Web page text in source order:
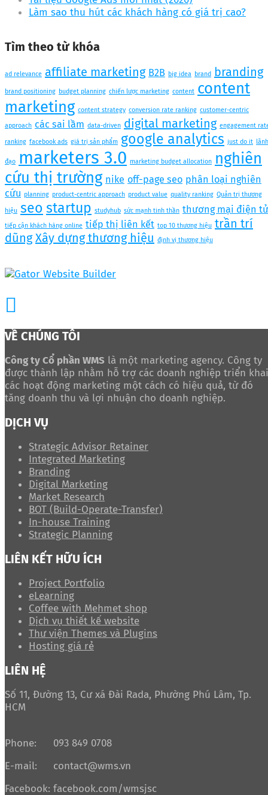
Làm sao thu hút các khách hàng có giá trị cao?
Tìm theo từ khóa
ad relevance affiliate marketing B2B big idea brand branding
brand positioning budget planning chiến lược marketing content content
marketing content strategy conversion rate ranking customer-centric
approach các sai lầm data-driven digital marketing engagement
ranking facebook ads giá trị sản phẩm google analytics just do it lãnh
đạo marketers 3.0 marketing budget allocation nghiên
cứu thị trường nike off-page seo phân loại nghiên
cứu planning product-centric approach product value quality ranking Quản trị thương
hiệu seo startup studyhub sức mạnh tinh thần thương mại điện tử
tiếp cận khách hàng online tiếp thị liên kết top 10 thương hiệu trần trí
dũng Xây dựng thương hiệu định vị thương hiệu
VỀ CHÚNG TÔI
Công ty Cổ phần WMS là một marketing agency. Công ty
được thành lập nhằm hỗ trợ các doanh nghiệp triển khai
các hoạt động marketing một cách có hiệu quả, từ đó
tăng doanh thu và lợi nhuận cho doanh nghiệp.
DỊCH VỤ
Strategic Advisor Retainer
Integrated Marketing
Branding
Digital Marketing
Market Research
BOT (Build-Operate-Transfer)
In-house Training
Strategic Planning
LIÊN KẾT HỮU ÍCH
Project Portfolio
eLearning
Coffee with Mehmet shop
Dịch vụ thiết kế website
Thư viện Themes và Plugins
Hosting giá rẻ
LIÊN HỆ
Số 11, Đường 13, Cư xá Đài Rada, Phường Phú Lâm, Tp.
HCM
Phone:
093 849 0708
E-mail:
contact@wms.vn
Facebook: facebook.com/wmsjsc